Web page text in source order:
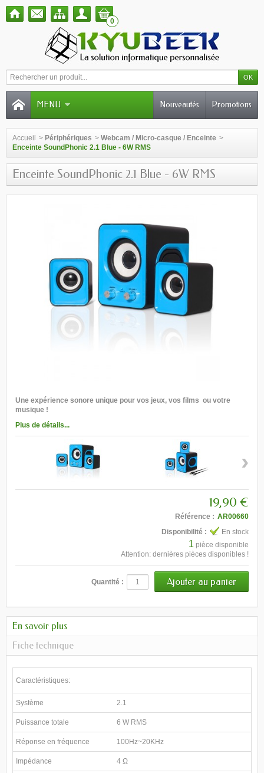
0
MENU Promotions
Nouveautés
Accueil > Périphériques > Webcam / Micro-casque / Enceinte >
Enceinte SoundPhonic 2.1 Blue - 6W RMS
Enceinte SoundPhonic 2.1 Blue - 6W RMS
Une expérience sonore unique pour vos jeux, vos films ou votre
musique !
Plus de détails...
›
19,90 €
Référence : AR00660
Disponibilité :
En stock
1 pièce disponible
Attention: dernières pièces disponibles !
Quantité :
En savoir plus
Fiche technique
Caractéristiques:
Système 2.1
Puissance totale 6 W RMS
Réponse en fréquence 100Hz~20KHz
Impédance 4 Ω